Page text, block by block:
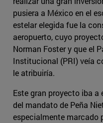
pusiera a México en el
estelar elegida fue la
aeropuerto, cuyo
Norman Foster y que el
Institucional (PRI) veía
le atribuiría.
Este gran proyecto iba
del mandato de Peña
especialmente marcado